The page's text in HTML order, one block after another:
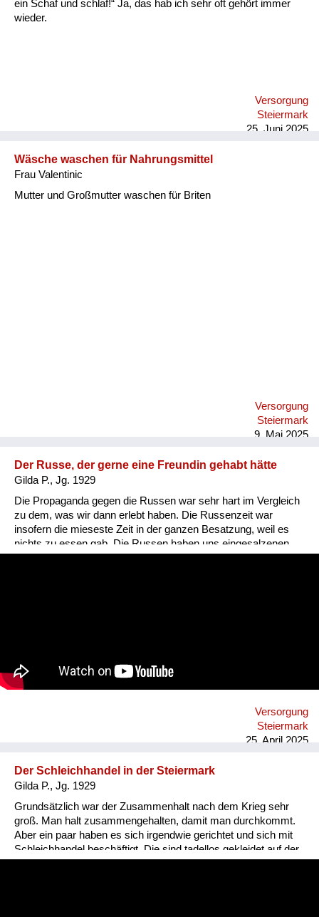
Wohnen
ein Schaf und schlaf!“ Ja, das hab ich sehr oft gehört immer
wieder.
Versorgung
Steiermark
25. Juni 2025
Wäsche waschen für Nahrungsmittel
Frau Valentinic
Mutter und Großmutter waschen für Briten
Versorgung
Steiermark
9. Mai 2025
Der Russe, der gerne eine Freundin gehabt hätte
Gilda P., Jg. 1929
Die Propaganda gegen die Russen war sehr hart im Vergleich
zu dem, was wir dann erlebt haben. Die Russenzeit war
insofern die mieseste Zeit in der ganzen Besatzung, weil es
nichts zu essen gab. Die Russen haben uns eingesalzenen
machen wir nix. Ich war damals 16. Und dann ist er weg. Ich
hab damals noch absolut nix wissen wollen von Männern.
Versorgung
Steiermark
25. April 2025
Der Schleichhandel in der Steiermark
Gilda P., Jg. 1929
Grundsätzlich war der Zusammenhalt nach dem Krieg sehr
groß. Man halt zusammengehalten, damit man durchkommt.
Aber ein paar haben es sich irgendwie gerichtet und sich mit
Schleichhandel beschäftigt. Die sind tadellos gekleidet auf der